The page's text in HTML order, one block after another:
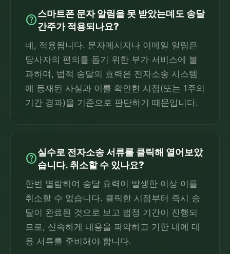
help스마트폰 문자 알림을 못 받았는데도 송달
간주가 적용되나요?
네, 적용됩니다. 문자메시지나 이메일 알림은
당사자의 편의를 돕기 위한 부가 서비스에 불
과하며, 법적 송달의 효력은 전자소송 시스템
에 등재된 사실과 이를 확인한 시점(또는 1주의
기간 경과)을 기준으로 판단하기 때문입니다.
help실수로 전자소송 서류를 클릭해 열어보았
습니다. 취소할 수 있나요?
한번 열람하여 송달 효력이 발생한 이상 이를
취소할 수 없습니다. 클릭한 시점부터 즉시 송
달이 완료된 것으로 보고 법정 기간이 진행되
므로, 신속하게 내용을 파악하고 기한 내에 대
응 서류를 준비해야 합니다.